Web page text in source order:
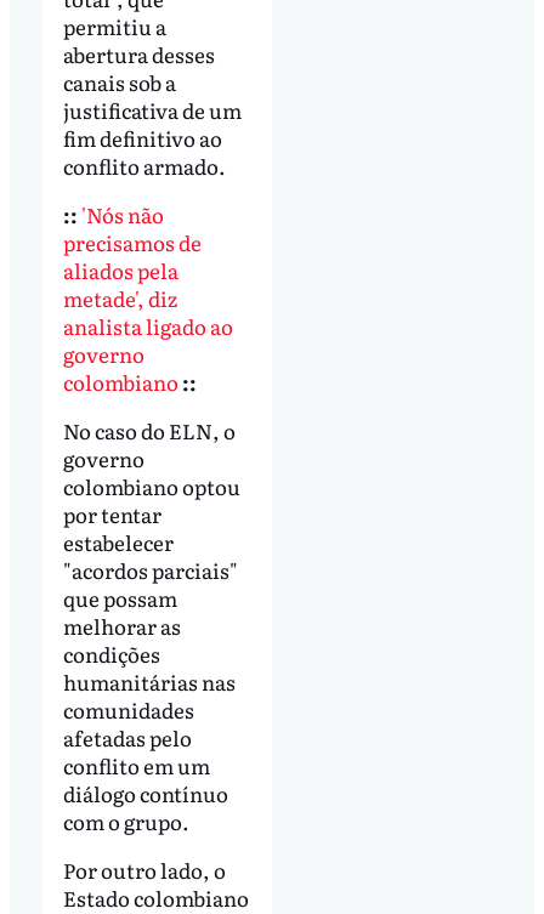
permitiu a
abertura desses
canais sob a
justificativa de um
fim definitivo ao
conflito armado.
:: 'Nós não
precisamos de
aliados pela
metade', diz
analista ligado ao
governo
colombiano ::
No caso do ELN, o
governo
colombiano optou
por tentar
estabelecer
"acordos parciais"
que possam
melhorar as
condições
humanitárias nas
comunidades
afetadas pelo
conflito em um
diálogo contínuo
com o grupo.
Por outro lado, o
Estado colombiano